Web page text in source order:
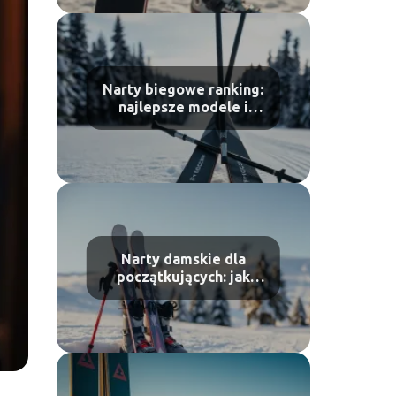
Narty biegowe ranking:
najlepsze modele i
porównanie
Narty damskie dla
początkujących: jak
wybrać pierwsze narty?